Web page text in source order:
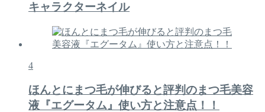
キャラクターネイル
4
ほんとにまつ毛が伸びると評判のまつ毛美容
液『エグータム』使い方と注意点！！